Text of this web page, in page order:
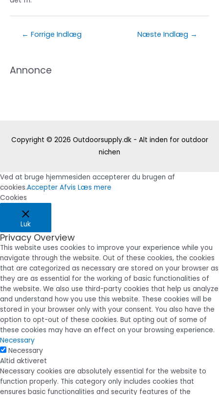
Indlægsnavigation
← Forrige Indlæg Næste Indlæg →
Annonce
Copyright © 2026 Outdoorsupply.dk - Alt inden for outdoor
nichen
Ved at bruge hjemmesiden accepterer du brugen af
cookies.Accepter Afvis Læs mere
Cookies
Luk
Privacy Overview
This website uses cookies to improve your experience while you
navigate through the website. Out of these cookies, the cookies
that are categorized as necessary are stored on your browser as
they are as essential for the working of basic functionalities of
the website. We also use third-party cookies that help us analyze
and understand how you use this website. These cookies will be
stored in your browser only with your consent. You also have the
option to opt-out of these cookies. But opting out of some of
these cookies may have an effect on your browsing experience.
Necessary
Necessary
Altid aktiveret
Necessary cookies are absolutely essential for the website to
function properly. This category only includes cookies that
ensures basic functionalities and security features of the